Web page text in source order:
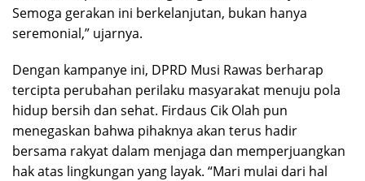
Semoga gerakan ini berkelanjutan, bukan hanya
seremonial,” ujarnya.
Dengan kampanye ini, DPRD Musi Rawas berharap
tercipta perubahan perilaku masyarakat menuju pola
hidup bersih dan sehat. Firdaus Cik Olah pun
menegaskan bahwa pihaknya akan terus hadir
bersama rakyat dalam menjaga dan memperjuangkan
hak atas lingkungan yang layak. “Mari mulai dari hal